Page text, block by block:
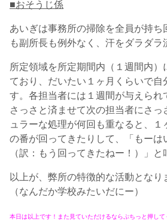
■おそうじ係
あいぎは事務所の掃除を全員が持ち
も副所長も例外なく、汗をダラダラ
所定領域を所定期間内（１週間内）
ており、だいたい１ヶ月くらいで自
す。各担当者には１週間が与えられ
さっさと済ませて次の担当者にさ
ュラーな処理が何回も重なると、
の番が回ってきたりして、「もーは
（訳：もう回ってきたねー！）」と
以上が、弊所の特徴的な活動となり
（なんだか学校みたいだにー）
本日は以上です！また見ていただけるならぷちっと押して